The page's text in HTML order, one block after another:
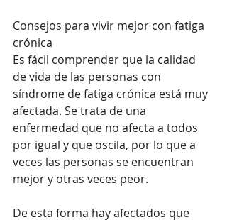
Consejos para vivir mejor con fatiga
crónica
Es fácil comprender que la calidad
de vida de las personas con
síndrome de fatiga crónica está muy
afectada. Se trata de una
enfermedad que no afecta a todos
por igual y que oscila, por lo que a
veces las personas se encuentran
mejor y otras veces peor.
De esta forma hay afectados que